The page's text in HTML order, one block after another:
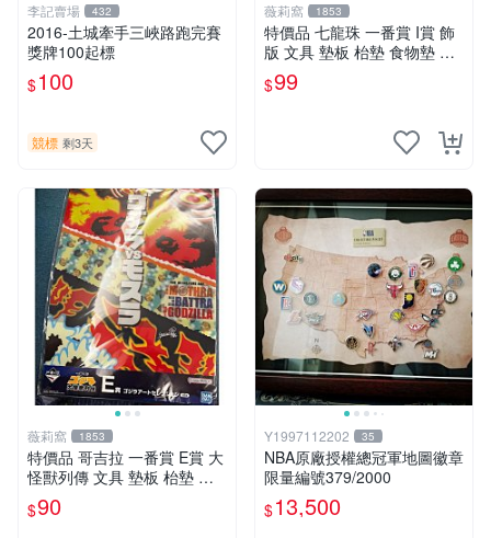
李記賣場 432
2016-土城牽手三峽路跑完賽
獎牌100起標
$100
競標 剩3天
薇莉窩 1853
特價品 七龍珠 一番賞 I賞 飾
版 文具 墊板 枱墊 食物墊 塑
膠彩畫 送禮 收藏 可面交
$99
薇莉窩 1853
特價品 哥吉拉 一番賞 E賞 大
怪獸列傳 文具 墊板 枱墊 塑
膠彩畫 送禮 收藏 可面交
$90
Y1997112202 35
NBA原廠授權總冠軍地圖徽章
限量編號379/2000
$13,500